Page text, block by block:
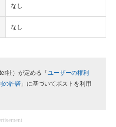
なし
なし
社）が定める「 ユーザーの権利
の許諾 」に基づいてポストを利用